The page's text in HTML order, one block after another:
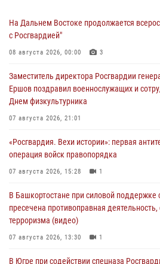
На Дальнем Востоке продолжается
с Росгвардией"
08 августа 2026, 00:00 3
Заместитель директора Росгвардии
Ершов поздравил военнослужащих и
Днем физкультурника
07 августа 2026, 21:01
«Росгвардия. Вехи истории»: первая
операция войск правопорядка
07 августа 2026, 15:28 1
В Башкортостане при силовой поддержке
пресечена противоправная
терроризма (видео)
07 августа 2026, 13:30 1
В Югре при содействии спецназа